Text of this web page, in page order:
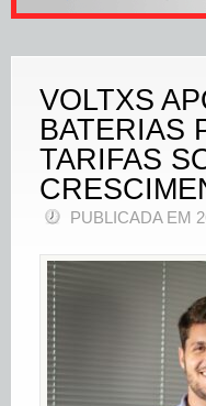
VOLTXS
BATERIAS
TARIFAS
PUBLICADA EM